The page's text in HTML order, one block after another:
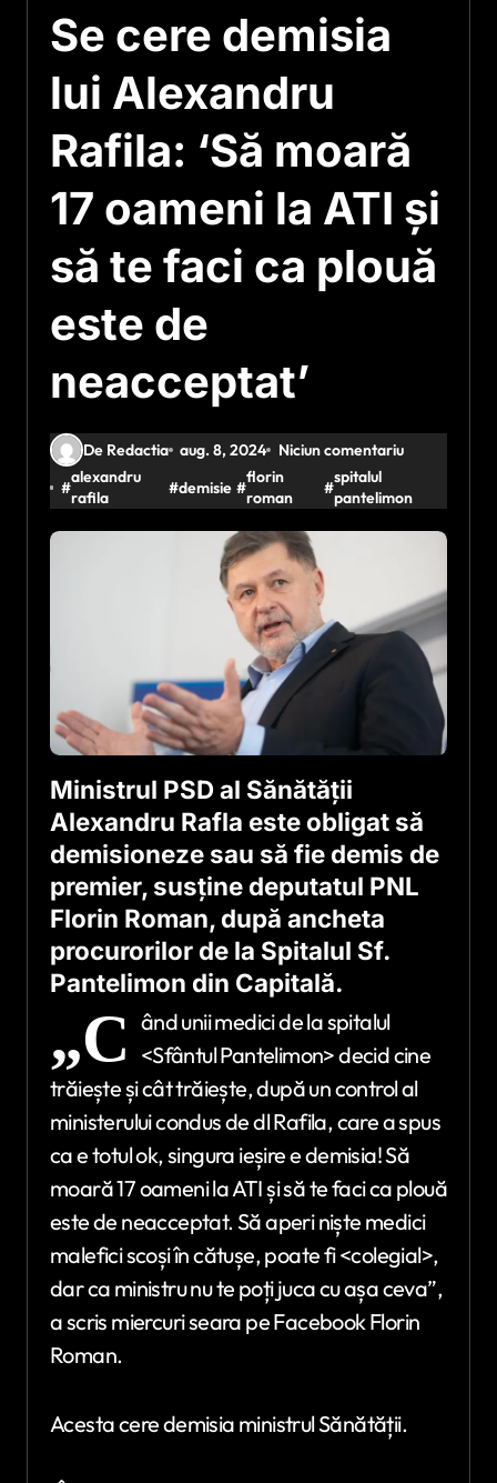
Se cere demisia
lui Alexandru
Rafila: ‘Să moară
17 oameni la ATI și
să te faci ca plouă
este de
neacceptat’
De Redactia aug. 8, 2024
Niciun comentariu
#
alexandru
rafila
#demisie #
florin
roman
#
spitalul
pantelimon
Ministrul PSD al Sănătății
Alexandru Rafla este obligat să
demisioneze sau să fie demis de
premier, susține deputatul PNL
Florin Roman, după ancheta
procurorilor de la Spitalul Sf.
Pantelimon din Capitală.
„C ând unii medici de la spitalul
<Sfântul Pantelimon> decid cine
trăiește și cât trăiește, după un control al
ministerului condus de dl Rafila, care a spus
ca e totul ok, singura ieșire e demisia! Să
moară 17 oameni la ATI și să te faci ca plouă
este de neacceptat. Să aperi niște medici
malefici scoși în cătușe, poate fi <colegial>,
dar ca ministru nu te poți juca cu așa ceva”,
a scris miercuri seara pe Facebook Florin
Roman.
Acesta cere demisia ministrul Sănătății.